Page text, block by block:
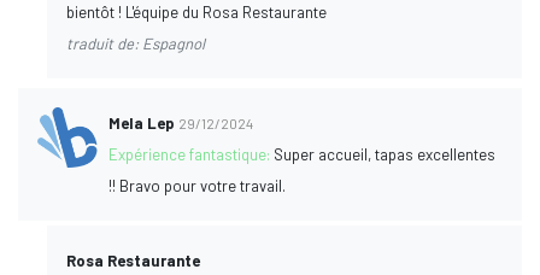
bientôt ! L'équipe du Rosa Restaurante
traduit de: Espagnol
Mela Lep 29/12/2024
Expérience fantastique: Super accueil, tapas excellentes
!! Bravo pour votre travail.
Rosa Restaurante